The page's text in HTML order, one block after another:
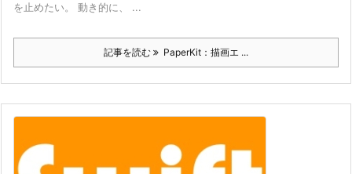
を止めたい。 動き的に、 ...
記事を読む PaperKit：描画エ ...